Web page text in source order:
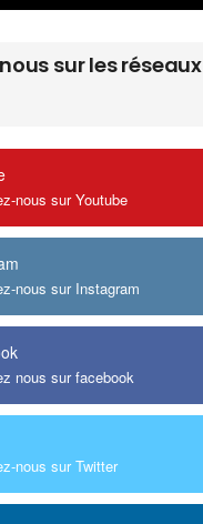
sur les réseaux
nous sur Youtube
nous sur Instagram
nous sur facebook
nous sur Twitter